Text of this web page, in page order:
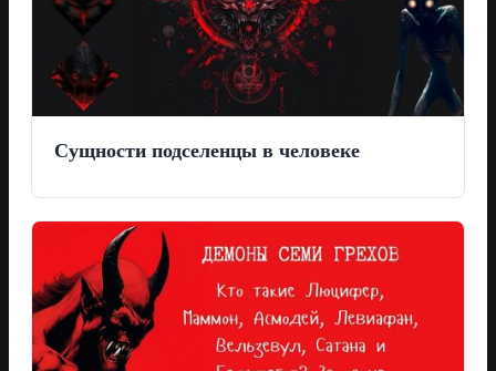
Сущности подселенцы в человеке